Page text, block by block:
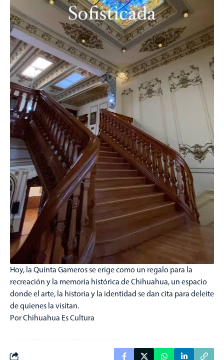
Hoy, la Quinta Gameros se erige como un regalo para la
recreación y la memoria histórica de Chihuahua, un espacio
donde el arte, la historia y la identidad se dan cita para deleite
de quienes la visitan.
Por Chihuahua Es Cultura